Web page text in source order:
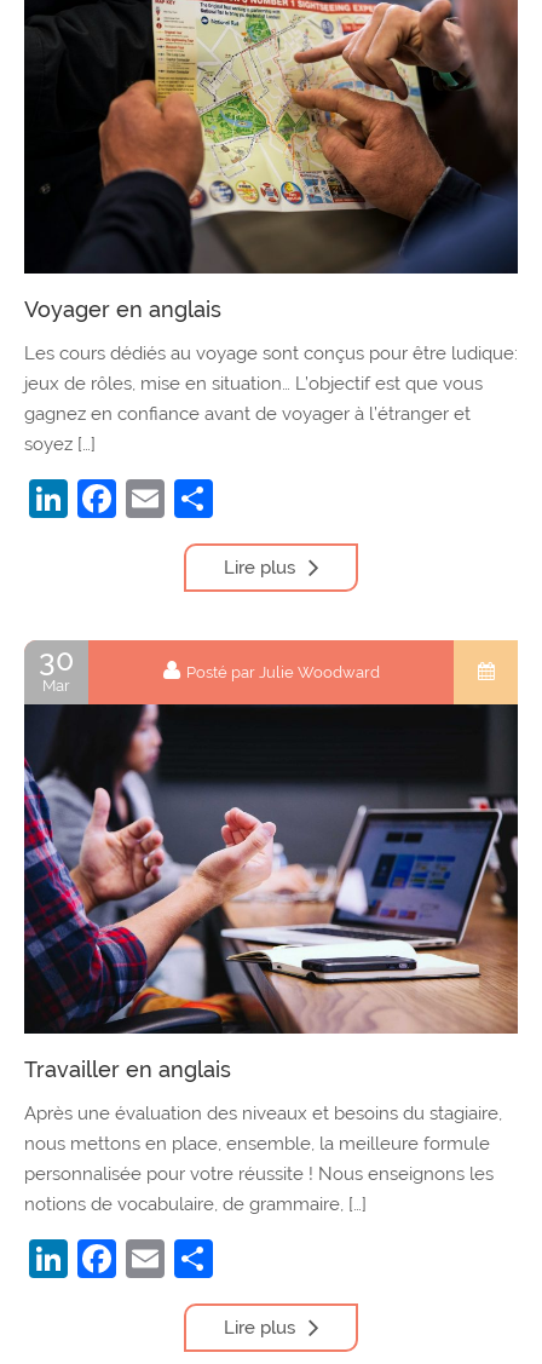
Voyager en anglais
Les cours dédiés au voyage sont conçus pour être ludique:
jeux de rôles, mise en situation… L’objectif est que vous
gagnez en confiance avant de voyager à l’étranger et
soyez […]
LinkedIn
Facebook
Email
Lire plus
30
Mar
Posté par Julie Woodward
Travailler en anglais
Après une évaluation des niveaux et besoins du stagiaire,
nous mettons en place, ensemble, la meilleure formule
personnalisée pour votre réussite ! Nous enseignons les
notions de vocabulaire, de grammaire, […]
LinkedIn
Facebook
Email
Lire plus